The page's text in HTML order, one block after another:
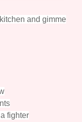
and gimme
fighter